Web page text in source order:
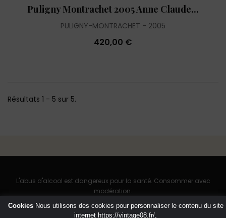
Puligny Montrachet 2005 Anne Claude...
PULIGNY-MONTRACHET 2005
420,00 €
Résultats 1 - 5 sur 5.
CookiesNous utilisons des cookies pour personnaliser le contenu du site
internet https://vintage08.fr/,
L'abus d'alcool est dangereux pour la santé. Consommer avec
modération.